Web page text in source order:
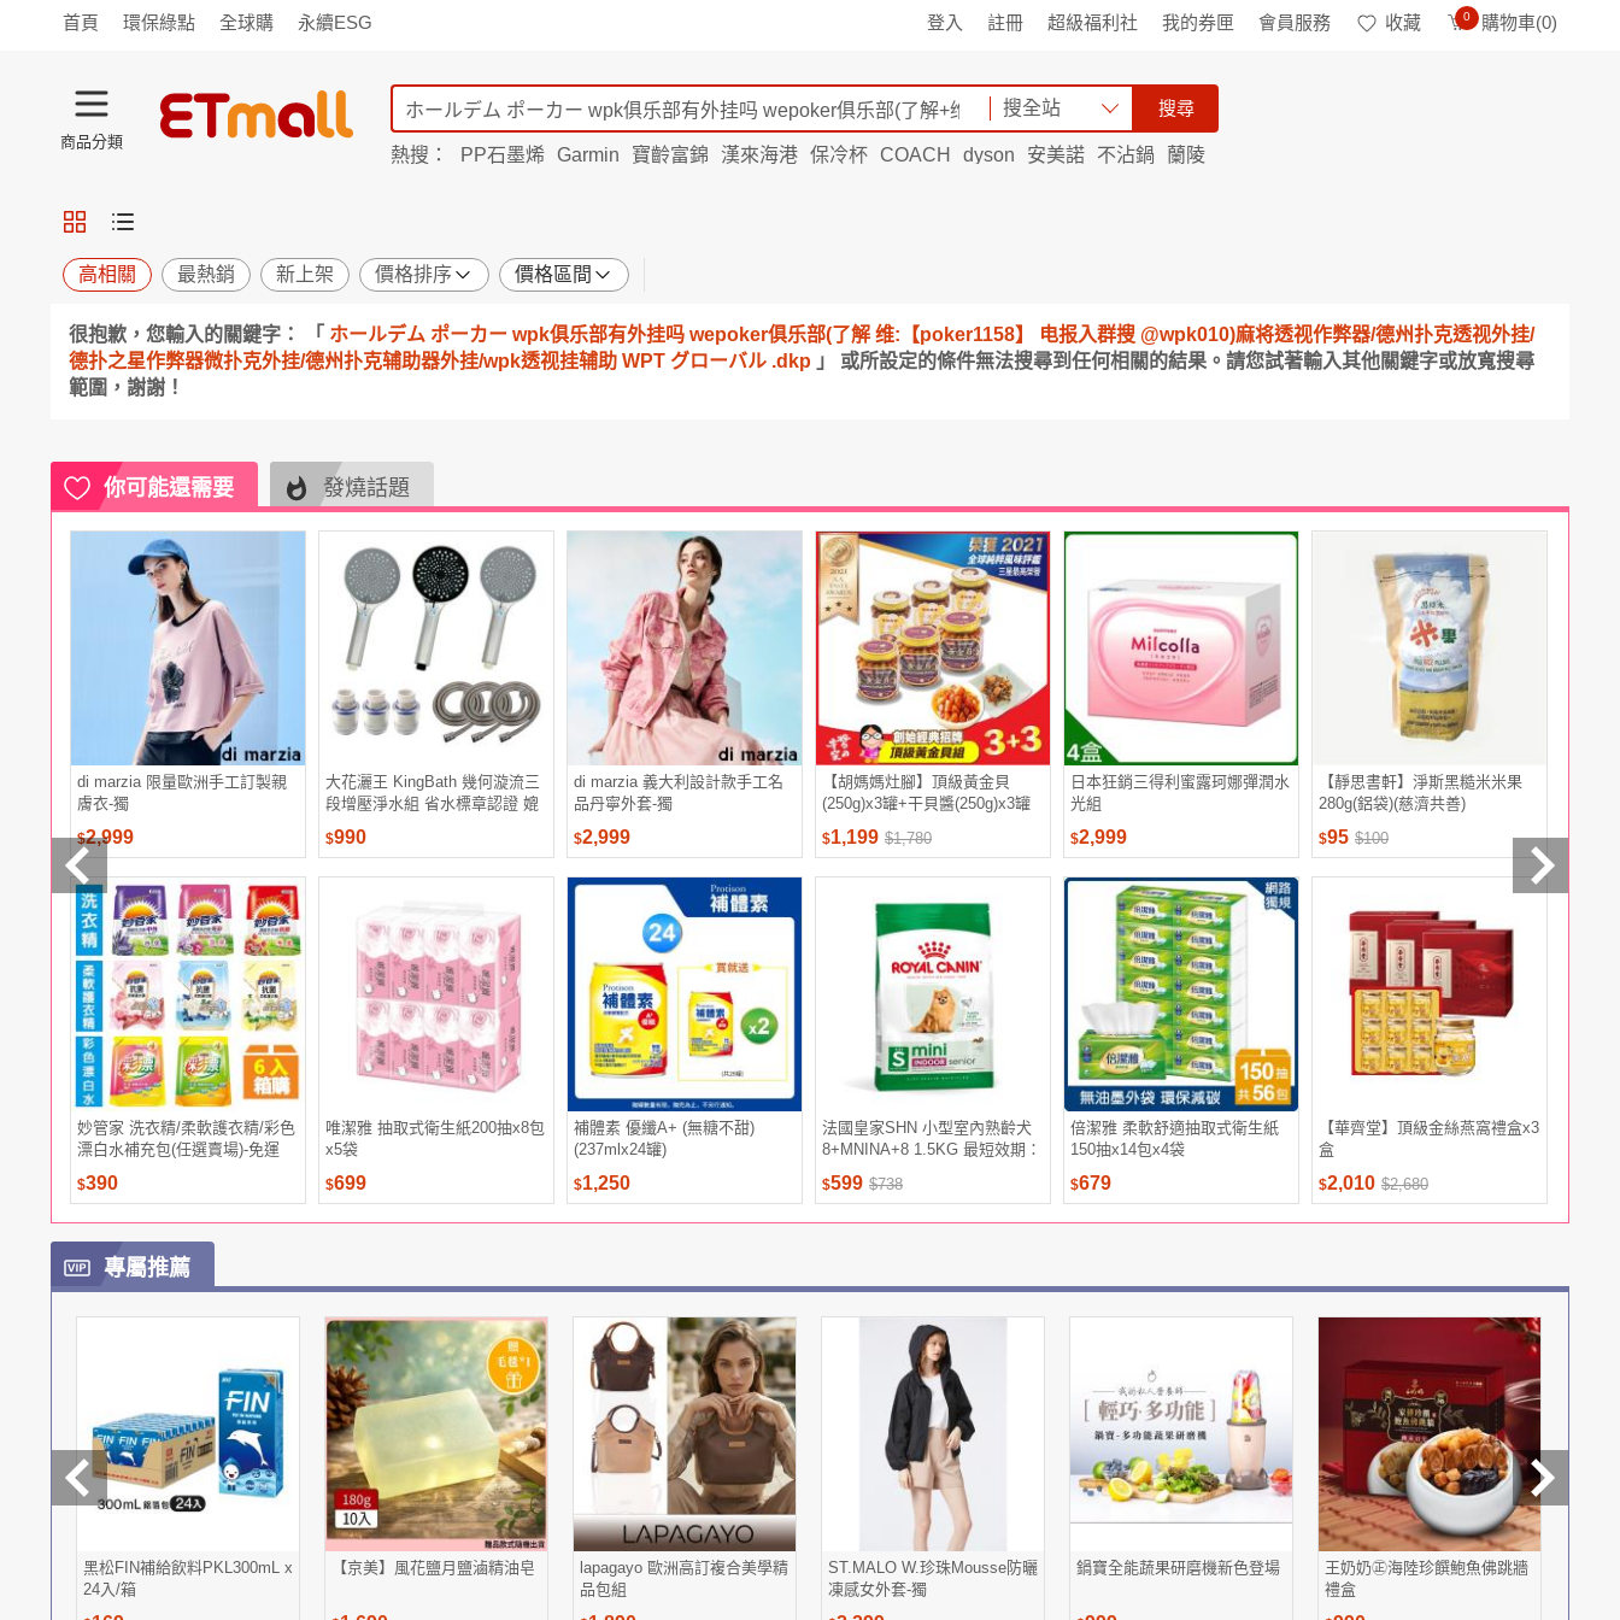
首頁 環保綠點 全球購 永續ESG 登入 註冊 超級福利社 我的券匣 會員服務 收藏 0 購物車(0)
商品分類
旅遊
寵物
保健
用品 機能
窈窕
日用
紙品 清潔
口腔
鍋具
杯瓶 廚衛
休閒
Apple
小米 手機平板
穿戴
週邊 電玩
美髮 香氛
搜全站 搜尋
熱搜： PP石墨烯 Garmin 寶齡富錦 漢來海港 保冷杯 COACH dyson 安美諾 不沾鍋 蘭陵
高相關 最熱銷 新上架 價格排序 價格區間
很抱歉，您輸入的關鍵字： 「 ホールデム ポーカー wpk俱乐部有外挂吗 wepoker俱乐部(了解 维:【poker1158】 电报入群搜 @wpk010)麻将透视作弊器/德州扑克透视外挂/
德扑之星作弊器微扑克外挂/德州扑克辅助器外挂/wpk透视挂辅助 WPT グローバル .dkp 」 或所設定的條件無法搜尋到任何相關的結果。請您試著輸入其他關鍵字或放寬搜尋
範圍，謝謝！
你可能還需要 發燒話題
di marzia 限量歐洲手工訂製親
膚衣-獨
$2,999
大花灑王 KingBath 幾何漩流三
段增壓淨水組 省水標章認證 媲
美飯店等級衛浴 三段可調水花
設計 矽膠噴嘴方便清洗 除氯過
$990
di marzia 義大利設計款手工名
品丹寧外套-獨
$2,999
【胡媽媽灶腳】頂級黃金貝
(250g)x3罐+干貝醬(250g)x3罐
$1,199 $1,780
日本狂銷三得利蜜露珂娜彈潤水
光組
$2,999
【靜思書軒】淨斯黑糙米米果
280g(鋁袋)(慈濟共善)
$95 $100
妙管家 洗衣精/柔軟護衣精/彩色
漂白水補充包(任選賣場)-免運
$390
唯潔雅 抽取式衛生紙200抽x8包
x5袋
$699
補體素 優纖A+ (無糖不甜)
(237mlx24罐)
$1,250
法國皇家SHN 小型室內熟齡犬
8+MNINA+8 1.5KG 最短效期：
20270226
$599 $738
倍潔雅 柔軟舒適抽取式衛生紙
150抽x14包x4袋
$679
【華齊堂】頂級金絲燕窩禮盒x3
盒
$2,010 $2,680
$3,959
專屬推薦
黑松FIN補給飲料PKL300mL x
24入/箱
【京美】風花鹽月鹽滷精油皂
lapagayo 歐洲高訂複合美學精
品包組
ST.MALO W.珍珠Mousse防曬
凍感女外套-獨
鍋寶全能蔬果研磨機新色登場
王奶奶㊣海陸珍饌鮑魚佛跳牆
禮盒